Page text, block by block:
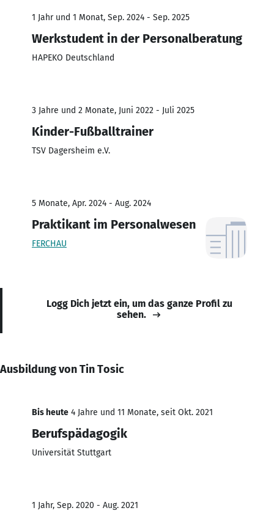
1 Jahr und 1 Monat, Sep. 2024 - Sep. 2025
Werkstudent in der Personalberatung
HAPEKO Deutschland
3 Jahre und 2 Monate, Juni 2022 - Juli 2025
Kinder-Fußballtrainer
TSV Dagersheim e.V.
5 Monate, Apr. 2024 - Aug. 2024
Praktikant im Personalwesen
FERCHAU
Logg Dich jetzt ein, um das ganze Profil zu
sehen.
Ausbildung von Tin Tosic
Bis heute 4 Jahre und 11 Monate, seit Okt. 2021
Berufspädagogik
Universität Stuttgart
1 Jahr, Sep. 2020 - Aug. 2021